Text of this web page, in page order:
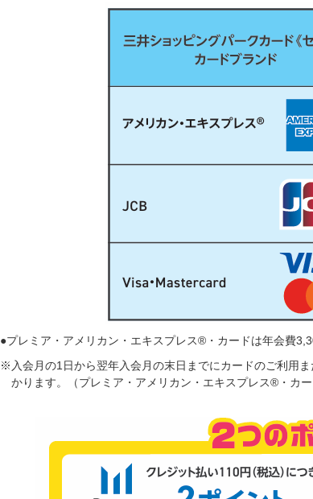
●プレミア・アメリカン・エキスプレス®・カードは年会費
※入会月の1日から翌年入会月の末日までにカードのご利用
かります。（プレミア・アメリカン・エキスプレス®・カー